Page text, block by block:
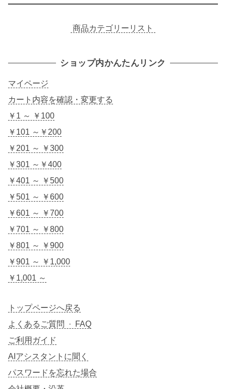
商品カテゴリーリスト
ショップ内かんたんリンク
マイページ
カート内容を確認・変更する
￥1 ～ ￥100
￥101 ～￥200
￥201 ～ ￥300
￥301 ～￥400
￥401 ～ ￥500
￥501 ～ ￥600
￥601 ～ ￥700
￥701 ～ ￥800
￥801 ～ ￥900
￥901 ～ ￥1,000
￥1,001 ～
トップページへ戻る
よくあるご質問 · FAQ
ご利用ガイド
AIアシスタントに聞く
パスワードを忘れた場合